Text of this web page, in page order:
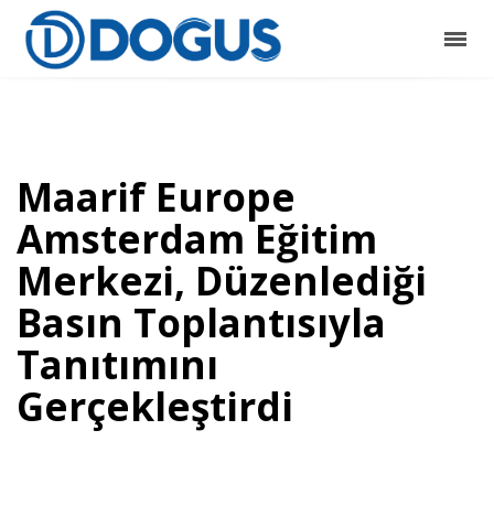
Maarif Europe
Amsterdam Eğitim
Merkezi, Düzenlediği
Basın Toplantısıyla
Tanıtımını
Gerçekleştirdi